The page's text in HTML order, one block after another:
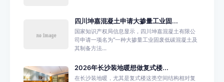
四川坤嘉混凝土申请大掺量工业固...
国家知识产权局信息显示，四川坤嘉混凝土有限公
司申请一项名为“一种大掺量工业固废低碳混凝土及
其制备方法...
2026年长沙装地暖想做复式楼...
在长沙装地暖，尤其是复式楼这类空间结构相对复